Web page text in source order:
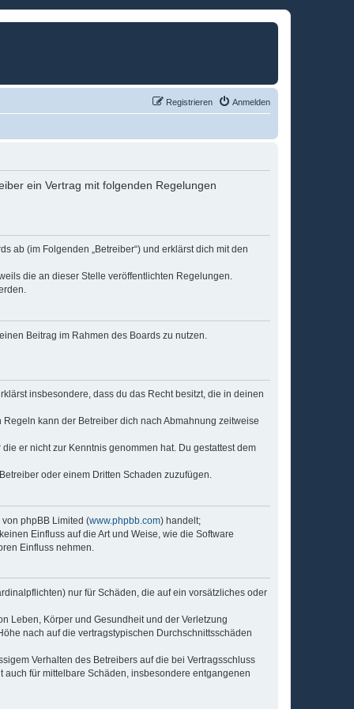
Anmelden
Registrieren
ein Vertrag mit folgenden Regelungen
ab (im Folgenden „Betreiber“) und erklärst dich mit den
die an dieser Stelle veröffentlichten Regelungen.
Beitrag im Rahmen des Boards zu nutzen.
insbesondere, dass du das Recht besitzt, die in deinen
kann der Betreiber dich nach Abmahnung zeitweise
er nicht zur Kenntnis genommen hat. Du gestattest dem
oder einem Dritten Schaden zuzufügen.
phpBB Limited (www.phpbb.com) handelt;
Einfluss auf die Art und Weise, wie die Software
Einfluss nehmen.
nur für Schäden, die auf ein vorsätzliches oder
Leben, Körper und Gesundheit und der Verletzung
nach auf die vertragstypischen Durchschnittsschäden
Verhalten des Betreibers auf die bei Vertragsschluss
für mittelbare Schäden, insbesondere entgangenen